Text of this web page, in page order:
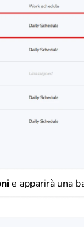
e apparirà una